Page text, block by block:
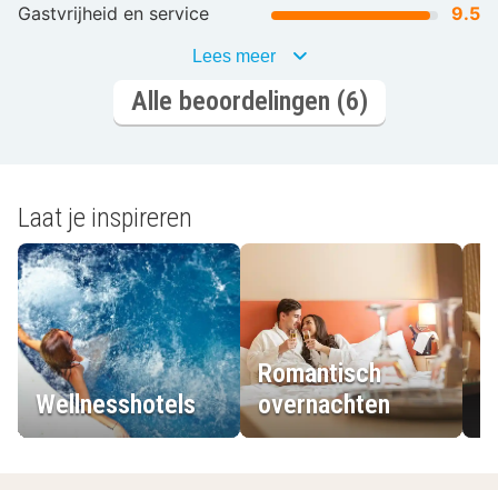
Gastvrijheid en service
9.5
Lees meer
Alle beoordelingen (6)
Laat je inspireren
Wellnesshotels
Romantisch
overnachten